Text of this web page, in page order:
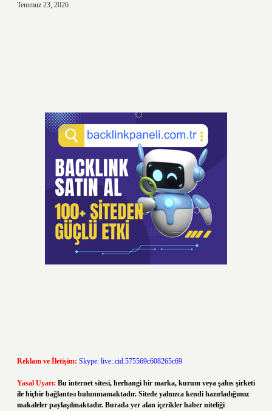
Temmuz 23, 2026
Reklam ve İletişim: Skype: live:.cid.575569c608265c69
Yasal Uyarı: Bu internet sitesi, herhangi bir marka, kurum veya şahıs şirketi
ile hiçbir bağlantısı bulunmamaktadır. Sitede yalnızca kendi hazırladığımız
makaleler paylaşılmaktadır. Burada yer alan içerikler haber niteliği